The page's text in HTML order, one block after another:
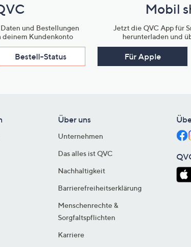
und Bestellungen
deinem Kundenkonto
Bestell-Status
Mobil
Jetzt die QVC App für
herunterladen und
Für Apple
Über uns
Unternehmen
Das alles ist QVC
Nachhaltigkeit
Barrierefreiheitserklärung
Menschenrechte &
Sorgfaltspflichten
Karriere